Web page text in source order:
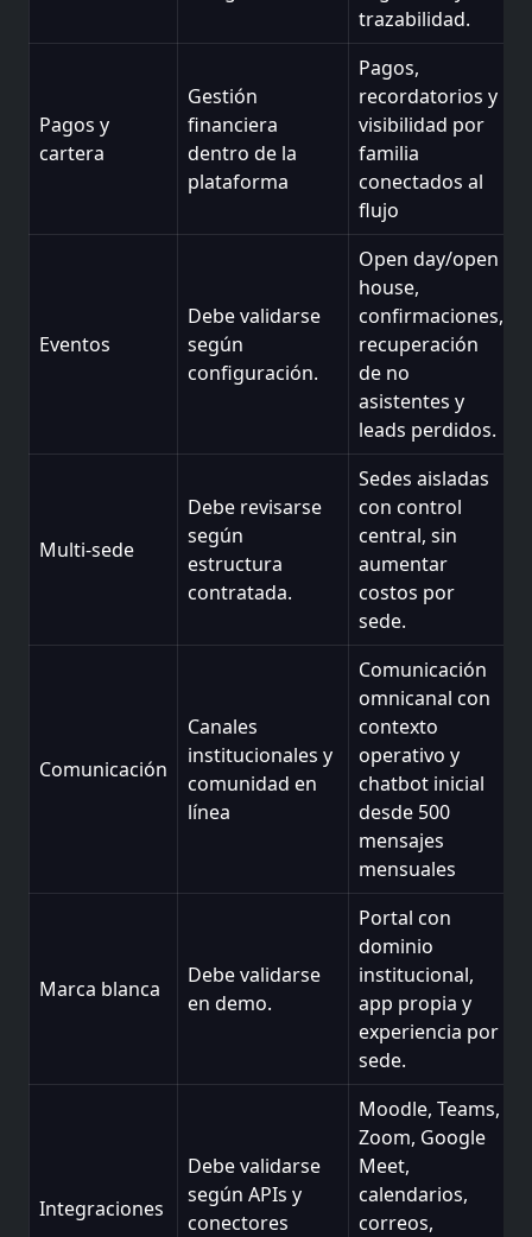
trazabilidad.
Pagos y
cartera
Gestión
financiera
dentro de la
plataforma
Pagos,
recordatorios y
visibilidad por
familia
conectados al
flujo
Eventos
Debe validarse
según
configuración.
Open day/open
house,
confirmaciones,
recuperación
de no
asistentes y
leads perdidos.
Multi-sede
Debe revisarse
según
estructura
contratada.
Sedes aisladas
con control
central, sin
aumentar
costos por
sede.
Comunicación
Canales
institucionales y
comunidad en
línea
Comunicación
omnicanal con
contexto
operativo y
chatbot inicial
desde 500
mensajes
mensuales
Marca blanca
Debe validarse
en demo.
Portal con
dominio
institucional,
app propia y
experiencia por
sede.
Integraciones
Debe validarse
según APIs y
conectores
Moodle, Teams,
Zoom, Google
Meet,
calendarios,
correos,